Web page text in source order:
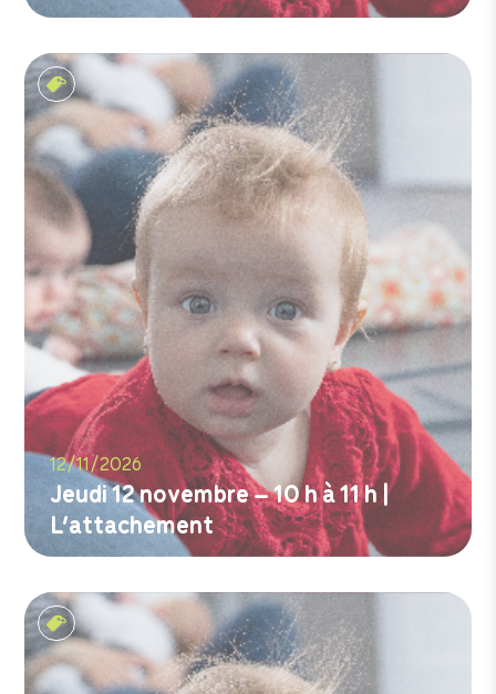
Les tout-petits matins
12/11/2026
Jeudi 12 novembre – 10 h à 11 h |
L’attachement
Les tout-petits matins